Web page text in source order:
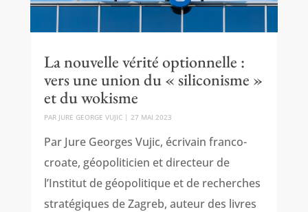
La nouvelle vérité optionnelle :
vers une union du « siliconisme »
et du wokisme
PAR JURE GEORGE VUJIC| 27 MAI 2023
Par Jure Georges Vujic, écrivain franco-
croate, géopoliticien et directeur de
l’Institut de géopolitique et de recherches
stratégiques de Zagreb, auteur des livres